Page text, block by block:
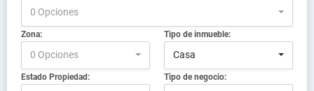
0 Opciones
Zona:
0 Opciones
Tipo de inmueble:
Casa
Estado Propiedad: Tipo de negocio: